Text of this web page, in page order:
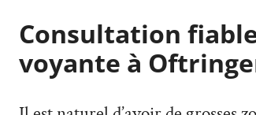
Consultation
voyante à